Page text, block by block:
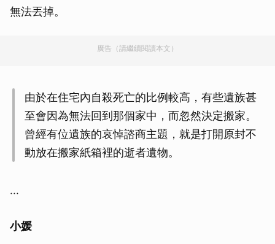
無法丟掉。
廣告（請繼續閱讀本文）
由於在住宅內自殺死亡的比例較高，有些遺族甚
至會因為無法回到那個家中，而忽然決定搬家。
曾經有位遺族的哀悼諮商主題，就是打開原封不
動放在搬家紙箱裡的逝者遺物。
‧‧‧
小媛